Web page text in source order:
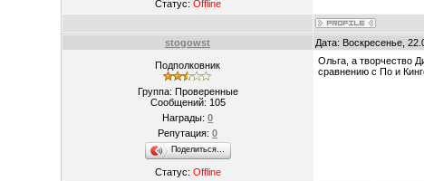
Статус: Offline
stogowst Дата: Воскресенье,
Подполковник
Группа: Проверенные
Сообщений: 105
Награды:0
Репутация:0
Поделиться…
Статус: Offline
Ольга, а творчество
сравнению с По и